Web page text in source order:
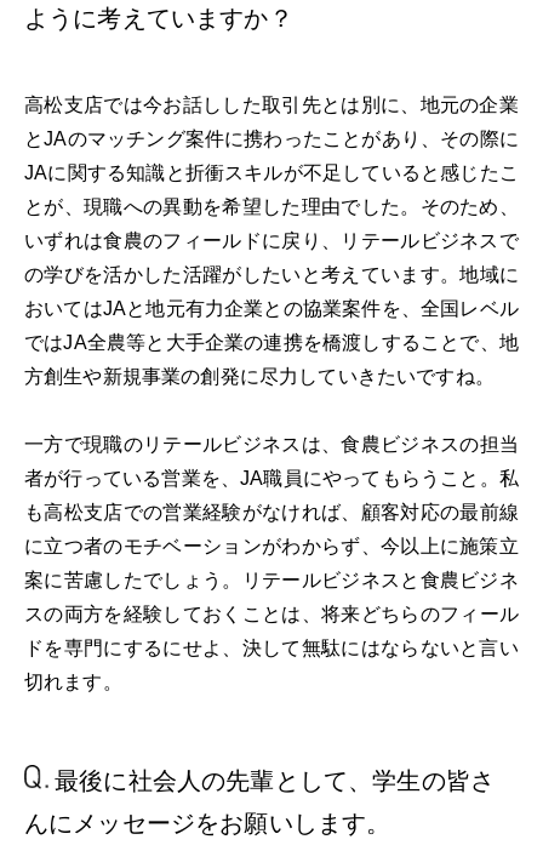
ように考えていますか？
高松支店では今お話しした取引先とは別に、地元の企業
とJAのマッチング案件に携わったことがあり、その際に
JAに関する知識と折衝スキルが不足していると感じたこ
とが、現職への異動を希望した理由でした。そのため、
いずれは食農のフィールドに戻り、リテールビジネスで
の学びを活かした活躍がしたいと考えています。地域に
おいてはJAと地元有力企業との協業案件を、全国レベル
ではJA全農等と大手企業の連携を橋渡しすることで、地
方創生や新規事業の創発に尽力していきたいですね。
一方で現職のリテールビジネスは、食農ビジネスの担当
者が行っている営業を、JA職員にやってもらうこと。私
も高松支店での営業経験がなければ、顧客対応の最前線
に立つ者のモチベーションがわからず、今以上に施策立
案に苦慮したでしょう。リテールビジネスと食農ビジネ
スの両方を経験しておくことは、将来どちらのフィール
ドを専門にするにせよ、決して無駄にはならないと言い
切れます。
最後に社会人の先輩として、学生の皆さ
んにメッセージをお願いします。